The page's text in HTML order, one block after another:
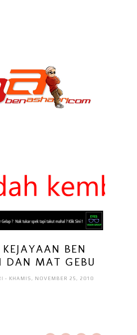
KEJAYAAN BEN
DAN MAT GEBU
- KHAMIS, NOVEMBER 25, 2010